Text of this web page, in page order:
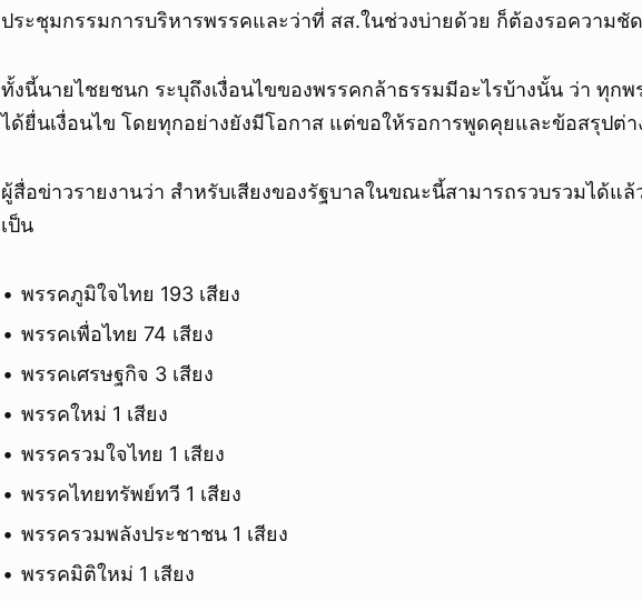
ประชุมกรรมการบริหารพรรคและว่าที่ สส.ในช่วงบ่ายด้วย ก็ต้องรอความชั
ทั้งนี้นายไชยชนก ระบุถึงเงื่อนไขของพรรคกล้าธรรมมีอะไรบ้างนั้น ว่า ทุกพ
ได้ยื่นเงื่อนไข โดยทุกอย่างยังมีโอกาส แต่ขอให้รอการพูดคุยและข้อสรุปต่า
ผู้สื่อข่าวรายงานว่า สำหรับเสียงของรัฐบาลในขณะนี้สามารถรวบรวมได้แล้
เป็น
พรรคภูมิใจไทย 193 เสียง
พรรคเพื่อไทย 74 เสียง
พรรคเศรษฐกิจ 3 เสียง
พรรคใหม่ 1 เสียง
พรรครวมใจไทย 1 เสียง
พรรคไทยทรัพย์ทวี 1 เสียง
พรรครวมพลังประชาชน 1 เสียง
พรรคมิติใหม่ 1 เสียง